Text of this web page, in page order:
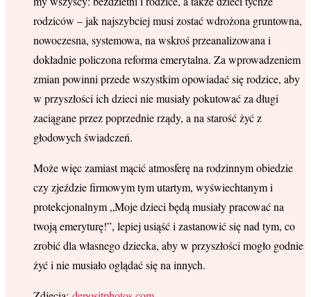
rodziców – jak najszybciej musi zostać wdrożona gruntowna,
nowoczesna, systemowa, na wskroś przeanalizowana i
dokładnie policzona reforma emerytalna. Za wprowadzeniem
zmian powinni przede wszystkim opowiadać się rodzice, aby
w przyszłości ich dzieci nie musiały pokutować za długi
zaciągane przez poprzednie rządy, a na starość żyć z
głodowych świadczeń.
Może więc zamiast mącić atmosferę na rodzinnym obiedzie
czy zjeździe firmowym tym utartym, wyświechtanym i
protekcjonalnym „Moje dzieci będą musiały pracować na
twoją emeryturę!”, lepiej usiąść i zastanowić się nad tym, co
zrobić dla własnego dziecka, aby w przyszłości mogło godnie
żyć i nie musiało oglądać się na innych.